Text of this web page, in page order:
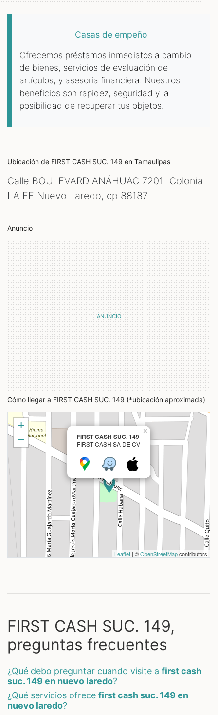
Casas de empeño
Ofrecemos préstamos inmediatos a cambio
de bienes, servicios de evaluación de
artículos, y asesoría financiera. Nuestros
beneficios son rapidez, seguridad y la
posibilidad de recuperar tus objetos.
Ubicación de FIRST CASH SUC. 149 en Tamaulipas
Calle BOULEVARD ANÁHUAC 7201 Colonia
LA FE Nuevo Laredo, cp 88187
Anuncio
Cómo llegar a FIRST CASH SUC. 149 (*ubicación aproximada)
FIRST CASH SUC. 149
FIRST CASH SA DE CV
×
+
−
Leaflet | ©OpenStreetMapcontributors
FIRST CASH SUC. 149,
preguntas frecuentes
¿qué debo preguntar cuando visite a first cash
suc. 149 en nuevo laredo?
¿qué servicios ofrece first cash suc. 149 en
nuevo laredo?